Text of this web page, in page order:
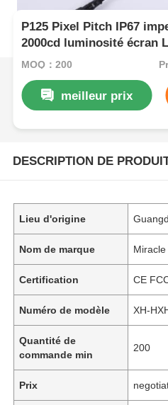
P125 Pixel Pitch IP67
2000cd luminosité écran
LED flexible pour la
MOQ：200
meilleur prix
DESCRIPTION DE
Lieu d'origine
Nom de marque Miracle
Certification CE
Numéro de modèle XH-
Quantité de
commande min
200
Prix